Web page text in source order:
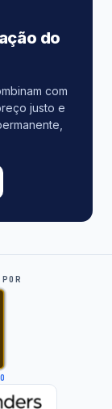
do
com
justo e